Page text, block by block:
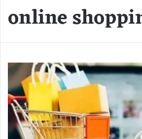
online